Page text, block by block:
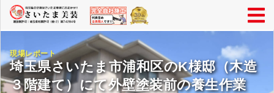
現場レポート
埼玉県さいたま市浦和区のK様邸（木造
３階建て）にて外壁塗装前の養生作業